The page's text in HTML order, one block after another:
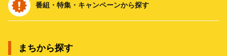
番組・特集・キャンペーンから探す
まちから探す